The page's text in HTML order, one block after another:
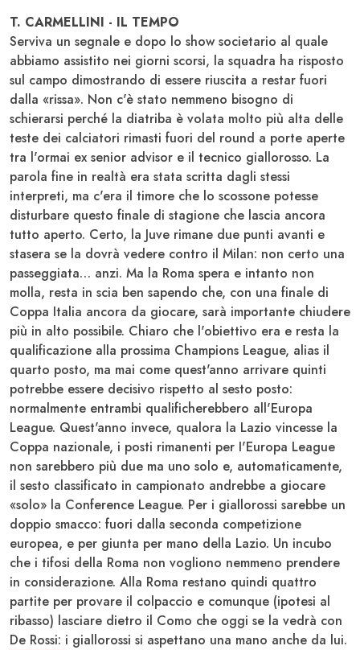
T. CARMELLINI - IL TEMPO
Serviva un segnale e dopo lo show societario al quale
abbiamo assistito nei giorni scorsi, la squadra ha risposto
sul campo dimostrando di essere riuscita a restar fuori
dalla «rissa». Non c'è stato nemmeno bisogno di
schierarsi perché la diatriba è volata molto più alta delle
teste dei calciatori rimasti fuori del round a porte aperte
tra l'ormai ex senior advisor e il tecnico giallorosso. La
parola fine in realtà era stata scritta dagli stessi
interpreti, ma c'era il timore che lo scossone potesse
disturbare questo finale di stagione che lascia ancora
tutto aperto. Certo, la Juve rimane due punti avanti e
stasera se la dovrà vedere contro il Milan: non certo una
passeggiata… anzi. Ma la Roma spera e intanto non
molla, resta in scia ben sapendo che, con una finale di
Coppa Italia ancora da giocare, sarà importante chiudere
più in alto possibile. Chiaro che l'obiettivo era e resta la
qualificazione alla prossima Champions League, alias il
quarto posto, ma mai come quest'anno arrivare quinti
potrebbe essere decisivo rispetto al sesto posto:
normalmente entrambi qualificherebbero all'Europa
League. Quest'anno invece, qualora la Lazio vincesse la
Coppa nazionale, i posti rimanenti per I'Europa League
non sarebbero più due ma uno solo e, automaticamente,
il sesto classificato in campionato andrebbe a giocare
«solo» la Conference League. Per i giallorossi sarebbe un
doppio smacco: fuori dalla seconda competizione
europea, e per giunta per mano della Lazio. Un incubo
che i tifosi della Roma non vogliono nemmeno prendere
in considerazione. Alla Roma restano quindi quattro
partite per provare il colpaccio e comunque (ipotesi al
ribasso) lasciare dietro il Como che oggi se la vedrà con
De Rossi: i giallorossi si aspettano una mano anche da lui.